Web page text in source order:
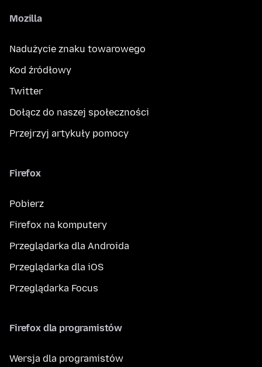
Mozilla
Nadużycie znaku towarowego
Kod źródłowy
Twitter
Dołącz do naszej społeczności
Przejrzyj artykuły pomocy
Firefox
Pobierz
Firefox na komputery
Przeglądarka dla Androida
Przeglądarka dla iOS
Przeglądarka Focus
Firefox dla programistów
Wersja dla programistów